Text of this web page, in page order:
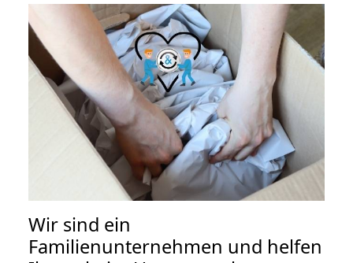
Wir sind ein
Familienunternehmen und helfen